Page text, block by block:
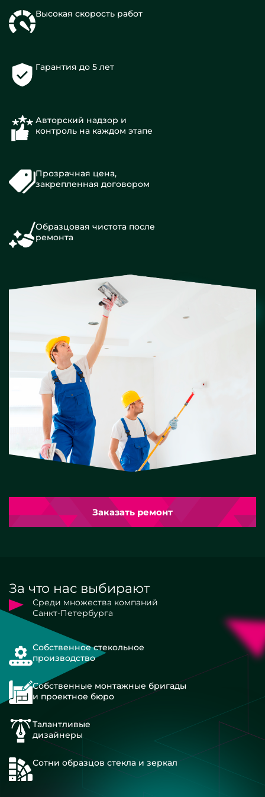
Высокая скорость работ
Гарантия до 5 лет
Авторский надзор и
контроль на каждом этапе
Прозрачная цена,
закрепленная договором
Образцовая чистота после
ремонта
Заказать ремонт
За что нас выбирают
Среди множества компаний
Санкт-Петербурга
Собственное стекольное
производство
Собственные монтажные бригады
и проектное бюро
Талантливые
дизайнеры
Сотни образцов стекла и зеркал